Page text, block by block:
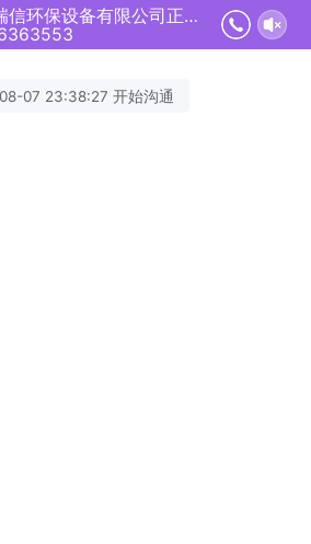
山东瑞信环保设备有限公司正在为您服务
07 23:38:27 开始沟通